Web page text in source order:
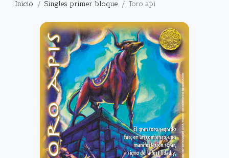
Inicio Singles primer bloque Toro api